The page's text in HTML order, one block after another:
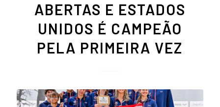
ABERTAS E ESTADOS
UNIDOS É CAMPEÃO
PELA PRIMEIRA VEZ